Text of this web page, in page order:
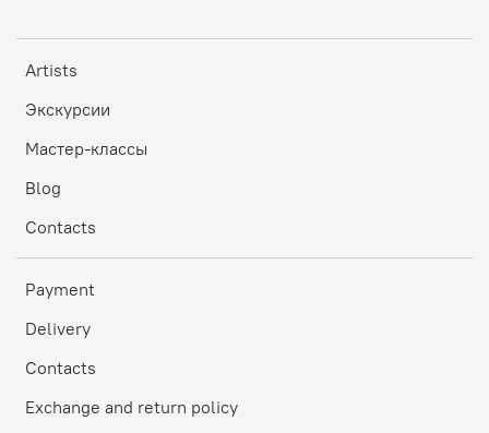
Artists
Экскурсии
Мастер-классы
Blog
Contacts
Payment
Delivery
Contacts
Exchange and return policy